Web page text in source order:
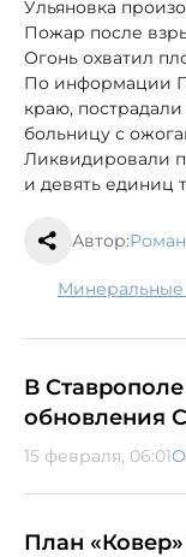
Ульяновка
Пожар после
Огонь охватил
По информации
краю,
больницу с
Ликвидировали
и девять единиц
Автор:
В
обновления
15 февраля, 06:01
План